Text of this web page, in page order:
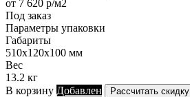
от 7 620 р/м2
Под заказ
Параметры упаковки
Габариты
510х120х100 мм
Вес
13.2 кг
В корзину Добавлен Рассчитать скидку